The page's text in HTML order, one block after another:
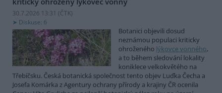
30.7.2026 13:31 (ČTK)
Diskuse: 6
Botanici objevili dosud
neznámou populaci kriticky
ohroženého lýkovce vonného,
a to během sledování lokality
koniklece velkokvětého na
Třebíčsku. Česká botanická společnost tento objev Luďka Čecha a
Josefa Komárka z Agentury ochrany přírody a krajiny ČR ocenila